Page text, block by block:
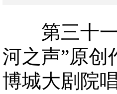
第三十一
河之声”原创
博城大剧院